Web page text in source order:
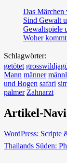
Das
Sind Gewalt
Gewaltspiele
Woher
Schlagwörter:
getötet
Mann männer
und Bogen safari
palmer Zahnarzt
Artikel-
WordPress: Scripte
Thailands Süden: